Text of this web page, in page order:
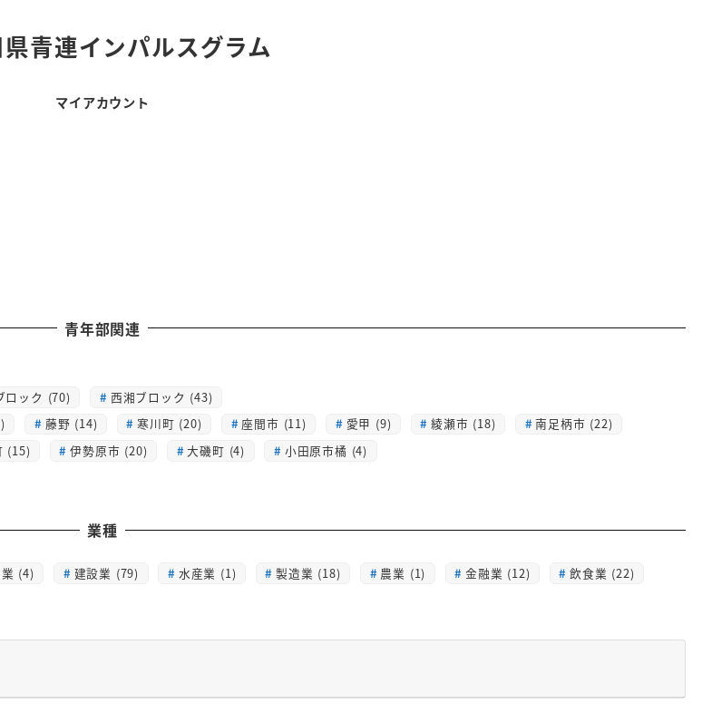
青連インパルスグラム
マイアカウント
青年部関連
ロック (70)
西湘ブロック (43)
藤野 (14) 寒川町 (20) 座間市 (11) 愛甲 (9) 綾瀬市 (18)
南足柄市 (22)
(15) 伊勢原市 (20) 大磯町 (4)
小田原市橘 (4)
業種
(4) 建設業 (79) 水産業 (1) 製造業 (18) 農業 (1) 金融業 (12)
飲食業 (22)